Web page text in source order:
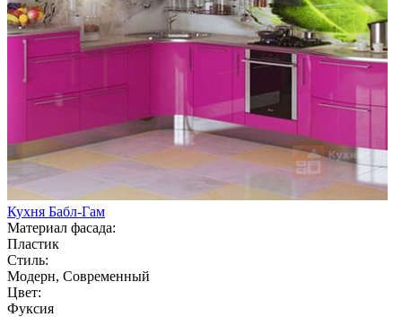
Кухня Бабл-Гам
Материал фасада:
Пластик
Стиль:
Модерн, Современный
Цвет:
Фуксия